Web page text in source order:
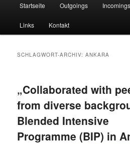
Startseite Outgoings Incomings
Links Kontakt
SCHLAGWORT-ARCHIV:ANKARA
„Collaborated with
from diverse
Blended Intensive
Programme (BIP) in